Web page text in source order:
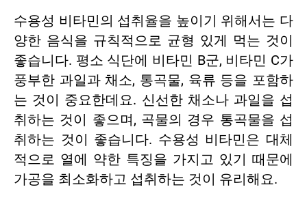
수용성 비타민의 섭취율을 높이기 위해서는 다
양한 음식을 규칙적으로 균형 있게 먹는 것이
좋습니다. 평소 식단에 비타민 B군, 비타민 C가
풍부한 과일과 채소, 통곡물, 육류 등을 포함하
는 것이 중요한데요. 신선한 채소나 과일을 섭
취하는 것이 좋으며, 곡물의 경우 통곡물을 섭
취하는 것이 좋습니다. 수용성 비타민은 대체
적으로 열에 약한 특징을 가지고 있기 때문에
가공을 최소화하고 섭취하는 것이 유리해요.